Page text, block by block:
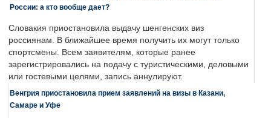
России: а кто вообще дает?
Словакия приостановила выдачу шенгенских виз
россиянам. В ближайшее время получить их могут только
спортсмены. Всем заявителям, которые ранее
зарегистрировались на подачу с туристическими, деловыми
или гостевыми целями, запись аннулируют.
Венгрия приостановила прием заявлений на визы в Казани,
Самаре и Уфе